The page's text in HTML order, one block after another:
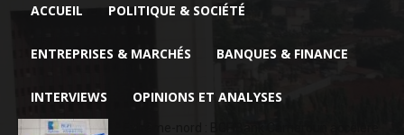
ACCUEIL POLITIQUE & SOCIÉTÉ
ENTREPRISES & MARCHÉS BANQUES & FINANCE
INTERVIEWS OPINIONS ET ANALYSES